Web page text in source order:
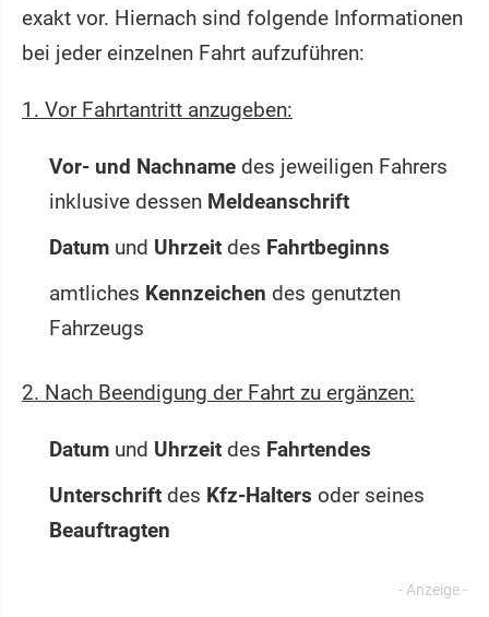
exakt vor. Hiernach sind folgende Informationen
bei jeder einzelnen Fahrt aufzuführen:
1. Vor Fahrtantritt anzugeben:
Vor- und Nachname des jeweiligen Fahrers
inklusive dessen Meldeanschrift
Datum und Uhrzeit des Fahrtbeginns
amtliches Kennzeichen des genutzten
Fahrzeugs
2. Nach Beendigung der Fahrt zu ergänzen:
Datum und Uhrzeit des Fahrtendes
Unterschrift des Kfz-Halters oder seines
Beauftragten